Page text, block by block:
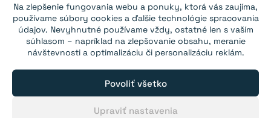
Na zlepšenie fungovania webu a ponuky, ktorá vás zaujíma,
používame súbory cookies a ďalšie technológie spracovania
údajov. Nevyhnutné používame vždy, ostatné len s vaším
súhlasom – napríklad na zlepšovanie obsahu, meranie
návštevnosti a optimalizáciu či personalizáciu reklám.
Povoliť všetko
Upraviť nastavenia
Magnet v puzdre so závitom cez
celý magnet 74×28 mm
obojstranný